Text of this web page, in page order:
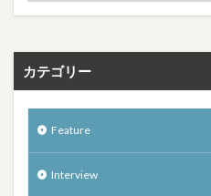
カテゴリー
Feature
Interview